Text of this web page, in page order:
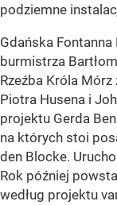
podziemne
Gdańska
burmistrza
Rzeźba Króla
Piotra Husena i
projektu Gerda
na których stoi
den Blocke.
Rok później
według projektu